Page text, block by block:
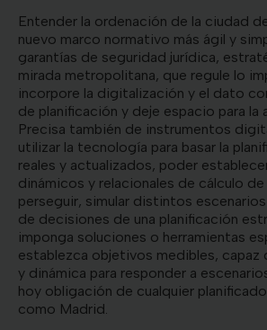
Entender la ordenación de la ciudad
nuevo marco normativo más ágil y
garantías de seguridad jurídica,
mirada metropolitana, que regule lo
incorpore la digitalización y el dato
de planificación y deje espacio para la
Precisa también de instrumentos
utilizar la tecnología para basar la
reales y actualizados, poder
dinámicos y relacionales de cálculo
perseguir, simular distintos
de decisiones de una planificación
imponga soluciones o herramientas
establezca objetivos medibles, capaz
y dinámica para responder a
hoy obligación de cualquier
como Madrid.